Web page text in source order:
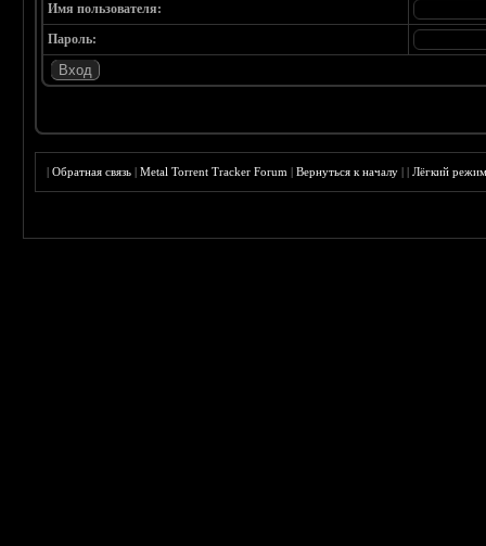
Имя пользователя:
Пароль:
|Обратная связь |Metal Torrent Tracker Forum |Вернуться к началу ||Лёгкий